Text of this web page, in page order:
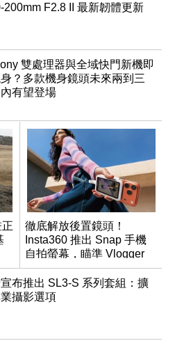
200mm F2.8 II 最新韌體更新
雙處理器與全域快門新機即
？多款機身鏡頭未來兩到三
有望登場
徹底解放後置鏡頭！
Insta360 推出 Snap 手機
自拍螢幕，瞄準 Vlogger
創作痛點
布推出 SL3-S 系列套組：擴
攝影選項